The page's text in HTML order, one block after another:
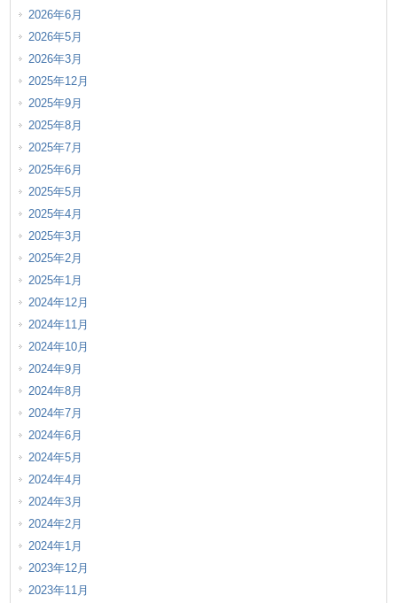
2026年6月
2026年5月
2026年3月
2025年12月
2025年9月
2025年8月
2025年7月
2025年6月
2025年5月
2025年4月
2025年3月
2025年2月
2025年1月
2024年12月
2024年11月
2024年10月
2024年9月
2024年8月
2024年7月
2024年6月
2024年5月
2024年4月
2024年3月
2024年2月
2024年1月
2023年12月
2023年11月